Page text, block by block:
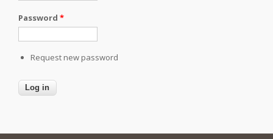
Password *
Request new password